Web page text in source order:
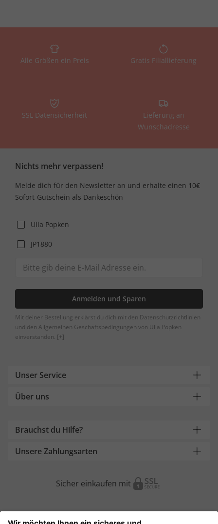
Alle Größen ein Preis Gratis Filiallieferung
SSL Datensicherheit
Lieferung an
Wunschadresse
Nichts mehr verpassen!
Melde dich für den Newsletter an und erhalte einen 10€
Sofort-Gutschein als Dankeschön
Ulla Popken
JP1880
Anmelden und Sparen
Mit deiner Bestellung erklärst du dich mit den Datenschutzrichtlinien
und den Allgemeinen Geschäftsbedingungen von Ulla Popken
einverstanden. [+]
Unser Service
Über uns
Brauchst du Hilfe?
Unsere Zahlungsarten
Sicher einkaufen mit
Weitere Onlineshops